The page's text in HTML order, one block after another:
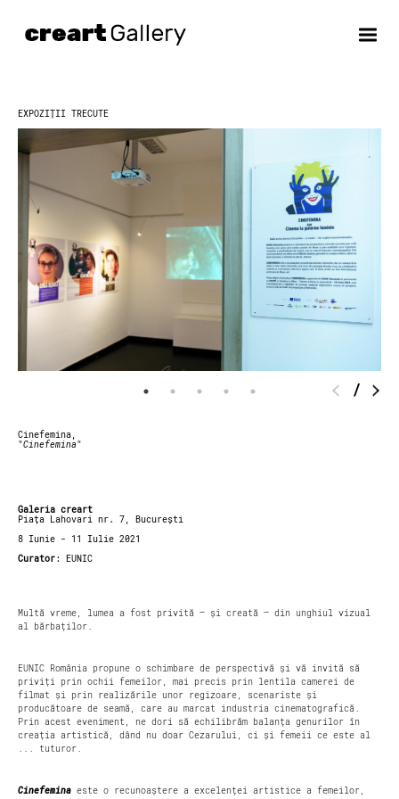
EXPOZIȚII TRECUTE
Cinefemina,
"Cinefemina"
Galeria creart
Piața Lahovari nr. 7, București
8 Iunie - 11 Iulie 2021
Curator: EUNIC
Multă vreme, lumea a fost privită – și creată – din unghiul vizual
al bărbaților.
EUNIC România propune o schimbare de perspectivă și vă invită să
priviți prin ochii femeilor, mai precis prin lentila camerei de
filmat și prin realizările unor regizoare, scenariste și
producătoare de seamă, care au marcat industria cinematografică.
Prin acest eveniment, ne dori să echilibrăm balanța genurilor în
creația artistică, dând nu doar Cezarului, ci și femeii ce este al
... tuturor.
Cinefemina este o recunoaștere a excelenței artistice a femeilor,